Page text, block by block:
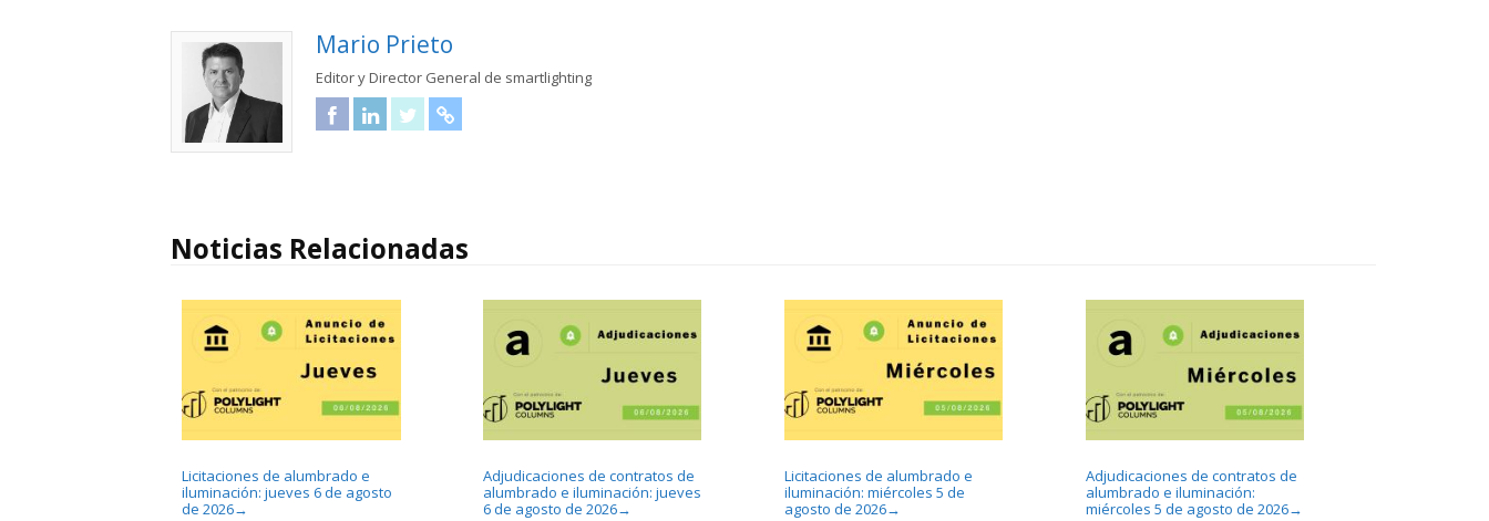
Mario Prieto
Editor y Director General de smartlighting
Facebook
LinkedIn
Twitter
Noticias Relacionadas
Licitaciones de alumbrado e
iluminación: jueves 6 de agosto
de 2026→
Adjudicaciones de contratos de
alumbrado e iluminación: jueves
6 de agosto de 2026→
Licitaciones de alumbrado e
iluminación: miércoles 5 de
agosto de 2026→
Adjudicaciones de contratos de
alumbrado e iluminación:
miércoles 5 de agosto de 2026→